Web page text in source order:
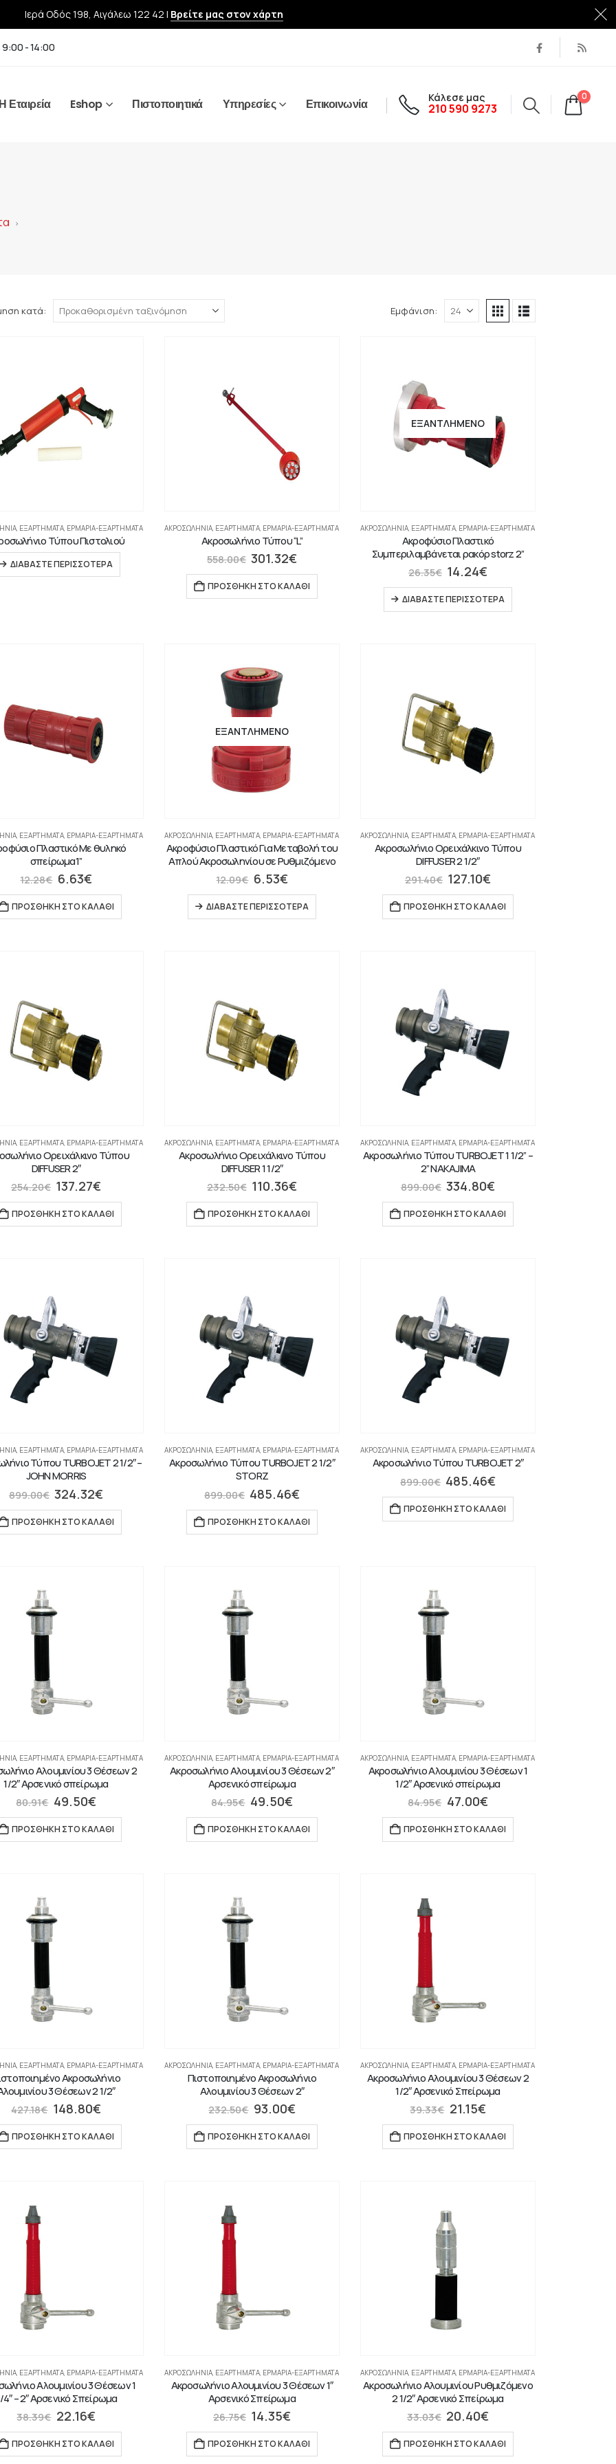
Ιερά Οδός 198, Αιγάλεω 122 42 | Βρείτε μας στον χάρτη
9:00 - 14:00
Η Εταιρεία Eshop Πιστοποιητικά Υπηρεσίες Επικοινωνία Κάλεσε μας
210 590 9273
0
>
κατά: Εμφάνιση:
, ΕΞΑΡΤΗΜΑΤΑ, ΕΡΜΆΡΙΑ-ΕΞΑΡΤΉΜΑΤΑ
Τύπου Πιστολιού
ΔΙΑΒΆΣΤΕ ΠΕΡΙΣΣΌΤΕΡΑ
ΑΚΡΟΣΩΛΉΝΙΑ, ΕΞΑΡΤΗΜΑΤΑ, ΕΡΜΆΡΙΑ-ΕΞΑΡΤΉΜΑΤΑ
Ακροσωλήνιο Τύπου “L”
558.00€ 301.32€
ΠΡΟΣΘΉΚΗ ΣΤΟ ΚΑΛΆΘΙ
ΕΞΑΝΤΛΗΜΈΝΟ
ΑΚΡΟΣΩΛΉΝΙΑ, ΕΞΑΡΤΗΜΑΤΑ, ΕΡΜΆΡΙΑ-ΕΞΑΡΤΉΜΑΤΑ
Ακροφύσιο Πλαστικό
Συμπεριλαμβάνεται ρακόρ storz 2”
26.35€ 14.24€
ΔΙΑΒΆΣΤΕ ΠΕΡΙΣΣΌΤΕΡΑ
, ΕΞΑΡΤΗΜΑΤΑ, ΕΡΜΆΡΙΑ-ΕΞΑΡΤΉΜΑΤΑ
Πλαστικό Mε θυληκό
σπείρωμα1”
12.28€ 6.63€
ΠΡΟΣΘΉΚΗ ΣΤΟ ΚΑΛΆΘΙ
ΕΞΑΝΤΛΗΜΈΝΟ
ΑΚΡΟΣΩΛΉΝΙΑ, ΕΞΑΡΤΗΜΑΤΑ, ΕΡΜΆΡΙΑ-ΕΞΑΡΤΉΜΑΤΑ
Ακροφύσιο Πλαστικό Για Μεταβολή του
Απλού Ακροσωληνίου σε Ρυθμιζόμενο
12.09€ 6.53€
ΔΙΑΒΆΣΤΕ ΠΕΡΙΣΣΌΤΕΡΑ
ΑΚΡΟΣΩΛΉΝΙΑ, ΕΞΑΡΤΗΜΑΤΑ, ΕΡΜΆΡΙΑ-ΕΞΑΡΤΉΜΑΤΑ
Ακροσωλήνιο Ορειχάλκινο Τύπου
DIFFUSER 2 1/2″
291.40€ 127.10€
ΠΡΟΣΘΉΚΗ ΣΤΟ ΚΑΛΆΘΙ
, ΕΞΑΡΤΗΜΑΤΑ, ΕΡΜΆΡΙΑ-ΕΞΑΡΤΉΜΑΤΑ
Ορειχάλκινο Τύπου
DIFFUSER 2″
254.20€ 137.27€
ΠΡΟΣΘΉΚΗ ΣΤΟ ΚΑΛΆΘΙ
ΑΚΡΟΣΩΛΉΝΙΑ, ΕΞΑΡΤΗΜΑΤΑ, ΕΡΜΆΡΙΑ-ΕΞΑΡΤΉΜΑΤΑ
Ακροσωλήνιο Ορειχάλκινο Τύπου
DIFFUSER 1 1/2″
232.50€ 110.36€
ΠΡΟΣΘΉΚΗ ΣΤΟ ΚΑΛΆΘΙ
ΑΚΡΟΣΩΛΉΝΙΑ, ΕΞΑΡΤΗΜΑΤΑ, ΕΡΜΆΡΙΑ-ΕΞΑΡΤΉΜΑΤΑ
Ακροσωλήνιο Τύπου TURBOJET 1 1/2” –
2” ΝΑΚΑJIMA
899.00€ 334.80€
ΠΡΟΣΘΉΚΗ ΣΤΟ ΚΑΛΆΘΙ
, ΕΞΑΡΤΗΜΑΤΑ, ΕΡΜΆΡΙΑ-ΕΞΑΡΤΉΜΑΤΑ
Τύπου TURBOJET 2 1/2″ –
JOHN MORRIS
899.00€ 324.32€
ΠΡΟΣΘΉΚΗ ΣΤΟ ΚΑΛΆΘΙ
ΑΚΡΟΣΩΛΉΝΙΑ, ΕΞΑΡΤΗΜΑΤΑ, ΕΡΜΆΡΙΑ-ΕΞΑΡΤΉΜΑΤΑ
Ακροσωλήνιο Τύπου TURBOJET 2 1/2″
STORZ
899.00€ 485.46€
ΠΡΟΣΘΉΚΗ ΣΤΟ ΚΑΛΆΘΙ
ΑΚΡΟΣΩΛΉΝΙΑ, ΕΞΑΡΤΗΜΑΤΑ, ΕΡΜΆΡΙΑ-ΕΞΑΡΤΉΜΑΤΑ
Ακροσωλήνιο Τύπου TURBOJET 2″
899.00€ 485.46€
ΠΡΟΣΘΉΚΗ ΣΤΟ ΚΑΛΆΘΙ
ΕΞΑΡΤΗΜΑΤΑ ΕΡΜΆΡΙΑ-ΕΞΑΡΤΉΜΑΤΑ
Αλουμινίου 3 Θέσεων 2
1/2″ Αρσενικό σπείρωμα
80.91€ 49.50€
ΠΡΟΣΘΉΚΗ ΣΤΟ ΚΑΛΆΘΙ
ΑΚΡΟΣΩΛΉΝΙΑ ΕΞΑΡΤΗΜΑΤΑ ΕΡΜΆΡΙΑ-ΕΞΑΡΤΉΜΑΤΑ
Ακροσωλήνιο Αλουμινίου 3 Θέσεων 2″
Αρσενικό σπείρωμα
84.95€ 49.50€
ΠΡΟΣΘΉΚΗ ΣΤΟ ΚΑΛΆΘΙ
ΑΚΡΟΣΩΛΉΝΙΑ ΕΞΑΡΤΗΜΑΤΑ ΕΡΜΆΡΙΑ-ΕΞΑΡΤΉΜΑΤΑ
Ακροσωλήνιο Αλουμινίου 3 Θέσεων 1
1/2″ Αρσενικό σπείρωμα
84.95€ 47.00€
ΠΡΟΣΘΉΚΗ ΣΤΟ ΚΑΛΆΘΙ
ΕΞΑΡΤΗΜΑΤΑ ΕΡΜΆΡΙΑ-ΕΞΑΡΤΉΜΑΤΑ
Ακροσωλήνιο
3 Θέσεων 2 1/2″
427.18€ 148.80€
ΠΡΟΣΘΉΚΗ ΣΤΟ ΚΑΛΆΘΙ
ΑΚΡΟΣΩΛΉΝΙΑ ΕΞΑΡΤΗΜΑΤΑ ΕΡΜΆΡΙΑ-ΕΞΑΡΤΉΜΑΤΑ
Πιστοποιημένο Ακροσωλήνιο
Αλουμινίου 3 Θέσεων 2″
232.50€ 93.00€
ΠΡΟΣΘΉΚΗ ΣΤΟ ΚΑΛΆΘΙ
ΑΚΡΟΣΩΛΉΝΙΑ ΕΞΑΡΤΗΜΑΤΑ ΕΡΜΆΡΙΑ-ΕΞΑΡΤΉΜΑΤΑ
Ακροσωλήνιο Αλουμινίου 3 Θέσεων 2
1/2″ Αρσενικό Σπείρωμα
39.33€ 21.15€
ΠΡΟΣΘΉΚΗ ΣΤΟ ΚΑΛΆΘΙ
, ΕΞΑΡΤΗΜΑΤΑ, ΕΡΜΆΡΙΑ-ΕΞΑΡΤΉΜΑΤΑ
Αλουμινίου 3 Θέσεων 1
– 2″ Αρσενικό Σπείρωμα
38.39€ 22.16€
ΠΡΟΣΘΉΚΗ ΣΤΟ ΚΑΛΆΘΙ
ΑΚΡΟΣΩΛΉΝΙΑ, ΕΞΑΡΤΗΜΑΤΑ, ΕΡΜΆΡΙΑ-ΕΞΑΡΤΉΜΑΤΑ
Ακροσωλήνιο Αλουμινίου 3 Θέσεων 1″
Αρσενικό Σπείρωμα
26.75€ 14.35€
ΠΡΟΣΘΉΚΗ ΣΤΟ ΚΑΛΆΘΙ
ΑΚΡΟΣΩΛΉΝΙΑ, ΕΞΑΡΤΗΜΑΤΑ, ΕΡΜΆΡΙΑ-ΕΞΑΡΤΉΜΑΤΑ
Ακροσωλήνιο Αλουμινίου Ρυθμιζόμενο
2 1/2″ Αρσενικό Σπείρωμα
33.03€ 20.40€
ΠΡΟΣΘΉΚΗ ΣΤΟ ΚΑΛΆΘΙ